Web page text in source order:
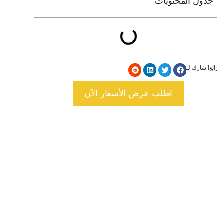
شارك لـ
اطلب عرض الأسعار الآن